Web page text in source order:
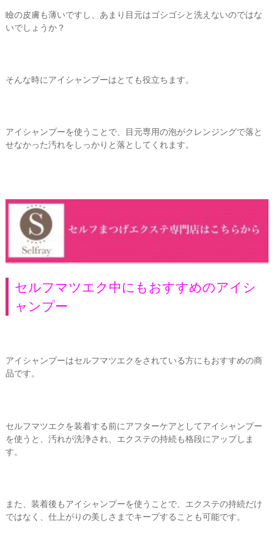
瞼の皮膚も薄いですし、あまり目元はゴシゴシと洗えないのではな
いでしょうか？
そんな時にアイシャンプーはとても役立ちます。
アイシャンプーを使うことで、目元専用の泡がクレンジングで落と
せなかった汚れをしっかりと落としてくれます。
セルフマツエク中にもおすすめのアイシ
ャンプー
アイシャンプーはセルフマツエクをされている方にもおすすめの商
品です。
セルフマツエクを装着する前にアフターケアとしてアイシャンプー
を使うと、汚れが洗浄され、エクステの持続も格段にアップしま
す。
また、装着後もアイシャンプーを使うことで、エクステの持続だけ
ではなく、仕上がりの美しさまでキープすることも可能です。